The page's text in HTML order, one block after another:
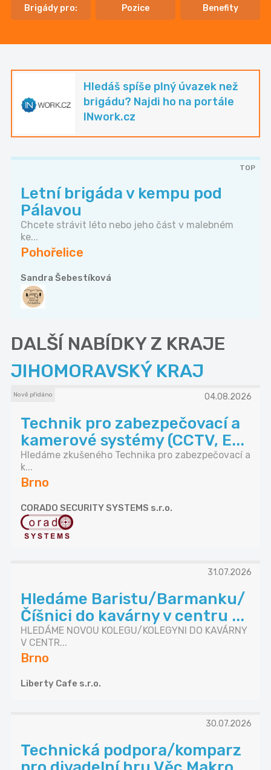
Brigády pro: Pozice Benefity
Hledáš spíše plný úvazek než
brigádu? Najdi ho na portále
INwork.cz
TOP
Letní brigáda v kempu pod
Pálavou
Chcete strávit léto nebo jeho část v malebném
ke...
Pohořelice
Sandra Šebestíková
DALŠÍ NABÍDKY Z KRAJE
JIHOMORAVSKÝ KRAJ
Nově přidáno 04.08.2026
Technik pro zabezpečovací a
kamerové systémy (CCTV, E...
Hledáme zkušeného Technika pro zabezpečovací a
k...
Brno
CORADO SECURITY SYSTEMS s.r.o.
31.07.2026
Hledáme Baristu/Barmanku/
Číšnici do kavárny v centru ...
HLEDÁME NOVOU KOLEGU/KOLEGYNI DO KAVÁRNY
V CENTR...
Brno
Liberty Cafe s.r.o.
30.07.2026
Technická podpora/komparz